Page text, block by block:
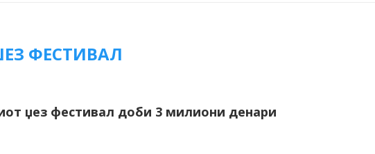
ФЕСТИВАЛ
џез фестивал доби 3 милиони денари